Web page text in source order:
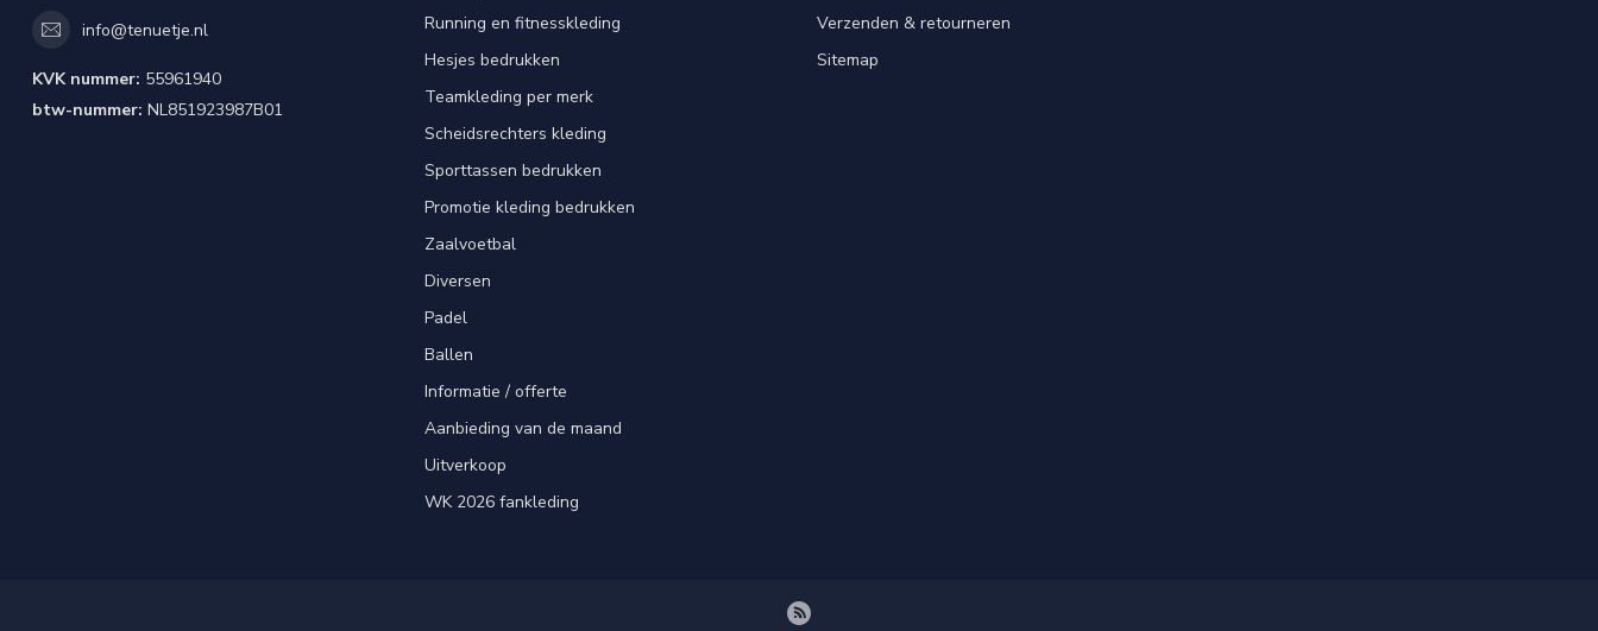
info@tenuetje.nl
KVK nummer: 55961940
btw-nummer: NL851923987B01
Running en fitnesskleding
Hesjes bedrukken
Teamkleding per merk
Scheidsrechters kleding
Sporttassen bedrukken
Promotie kleding bedrukken
Zaalvoetbal
Diversen
Padel
Ballen
Informatie / offerte
Aanbieding van de maand
Uitverkoop
WK 2026 fankleding
Verzenden & retourneren
Sitemap